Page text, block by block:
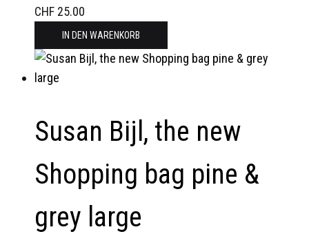
CHF 25.00
IN DEN WARENKORB
Susan Bijl, the new
Shopping bag pine &
grey large